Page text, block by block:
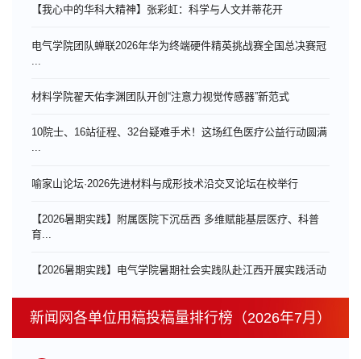
【我心中的华科大精神】张彩虹：科学与人文并蒂花开
电气学院团队蝉联2026年华为终端硬件精英挑战赛全国总决赛冠
材料学院翟天佑李渊团队开创“注意力视觉传感器”新范式
10院士、16站征程、32台疑难手术！这场红色医疗公益行动圆满
...
喻家山论坛·2026先进材料与成形技术沿交叉论坛在校举行
【2026暑期实践】附属医院下沉岳西 多维赋能基层医疗、科普
育...
【2026暑期实践】电气学院暑期社会实践队赴江西开展实践活动
新闻网各单位用稿投稿量排行榜（2026年7月）